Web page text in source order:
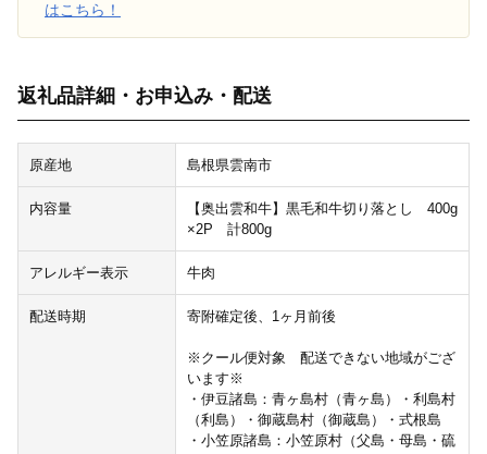
はこちら！
返礼品詳細・お申込み・配送
原産地 島根県雲南市
内容量
【奥出雲和牛】黒毛和牛切り落とし 400g
×2P 計800g
アレルギー表示 牛肉
配送時期 寄附確定後、1ヶ月前後
※クール便対象 配送できない地域がござ
います※
・伊豆諸島：青ヶ島村（青ヶ島）・利島村
（利島）・御蔵島村（御蔵島）・式根島
・小笠原諸島：小笠原村（父島・母島・硫